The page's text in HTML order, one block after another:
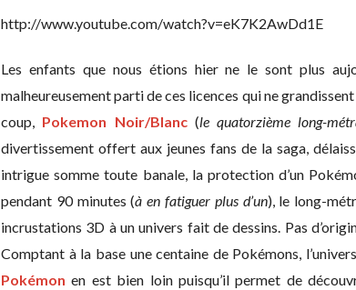
http://www.youtube.com/watch?v=eK7K2AwDd1E
Les enfants que nous étions hier ne le sont plus
malheureusement parti de ces licences qui ne
coup, Pokemon Noir/Blanc(le quatorzième long-
divertissement offert aux jeunes fans de la saga,
intrigue somme toute banale, la protection d’un
pendant 90 minutes (à en fatiguer plus d’un), le long-
incrustations 3D à un univers fait de dessins. Pas
Comptant à la base une centaine de Pokémons,
Pokémon en est bien loin puisqu’il permet de